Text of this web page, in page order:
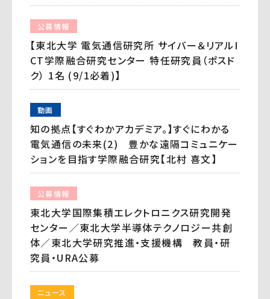
公募情報
【東北大学 電気通信研究所 サイバー＆リアルI
CT学際融合研究センター 特任研究員（ポスド
ク） 1名 (9/1必着)】
動画
知の拠点【すぐわかアカデミア。】すぐにわかる
電気通信の未来(2) 豊かな遠隔コミュニケー
ションを目指す学際融合研究【北村 喜文】
公募情報
東北大学国際集積エレクトロニクス研究開発
センター／東北大学半導体テクノロジー共創
体／東北大学研究推進・支援機構 教員・研
究員・URA公募
ニュース